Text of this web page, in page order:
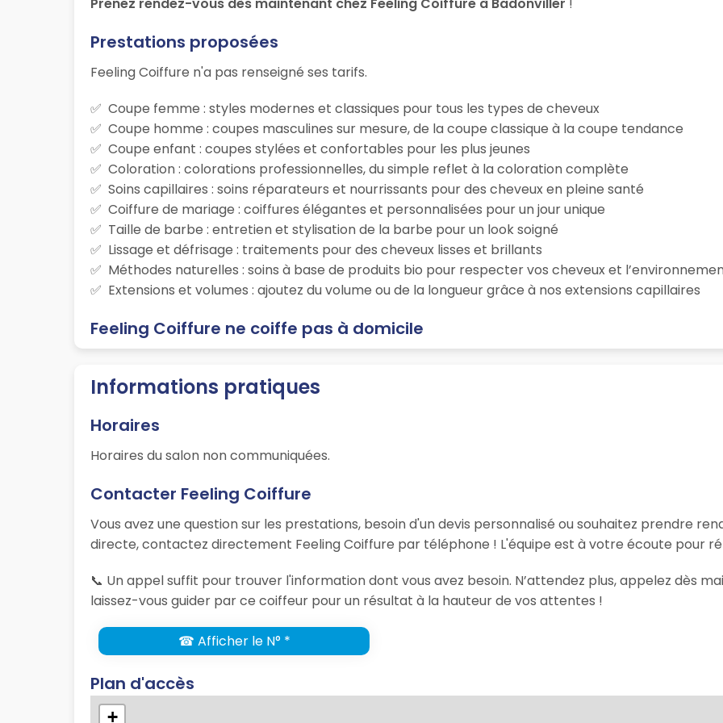
Prenez rendez-vous dès maintenant chez Feeling Coiffure à Badonviller !
Prestations proposées
Feeling Coiffure n'a pas renseigné ses tarifs.
Coupe femme : styles modernes et classiques pour tous les types de cheveux
Coupe homme : coupes masculines sur mesure, de la coupe classique à la coupe tendance
Coupe enfant : coupes stylées et confortables pour les plus jeunes
Coloration : colorations professionnelles, du simple reflet à la coloration complète
Soins capillaires : soins réparateurs et nourrissants pour des cheveux en pleine santé
Coiffure de mariage : coiffures élégantes et personnalisées pour un jour unique
Taille de barbe : entretien et stylisation de la barbe pour un look soigné
Lissage et défrisage : traitements pour des cheveux lisses et brillants
Méthodes naturelles : soins à base de produits bio pour respecter vos cheveux et
Extensions et volumes : ajoutez du volume ou de la longueur grâce à nos extensions capillaires
Feeling Coiffure ne coiffe pas à domicile
Informations pratiques
Horaires
Horaires du salon non communiquées.
Contacter Feeling Coiffure
Vous avez une question sur les prestations, besoin d'un devis personnalisé ou souhaitez prendre
directe, contactez directement Feeling Coiffure par téléphone ! L'équipe est à votre écoute pour
📞 Un appel suffit pour trouver l'information dont vous avez besoin. N’attendez plus, appelez dès
laissez-vous guider par ce coiffeur pour un résultat à la hauteur de vos attentes !
☎ Afficher le N° *
Plan d'accès
+